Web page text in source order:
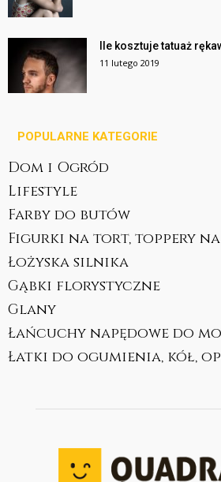
Ile kosztuje tatuaż
11 lutego 2019
POPULARNE KATEGORIE
Dom i Ogród
Lifestyle
Farby do butów
Figurki na tort, toppery
Łożyska silnika
Gąbki florystyczne
Glany
Łańcuchy napędowe do
Łatki do ogumienia, kół,